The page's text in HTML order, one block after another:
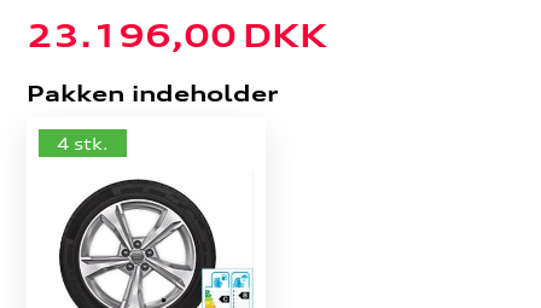
23.196,00 DKK
Pakken indeholder
4 stk.